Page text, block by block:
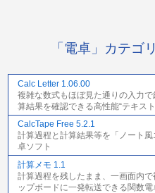
「電卓」カテゴ
Calc Letter 1.06.00
複雑な数式もほぼ見た通りの入力
算結果を確認できる高性能“テキス
CalcTape Free 5.2.1
計算過程と計算結果等を「ノート
卓ソフト
計算メモ 1.1
計算過程を残したまま、一画面内
ップボードに一発転送できる関数電